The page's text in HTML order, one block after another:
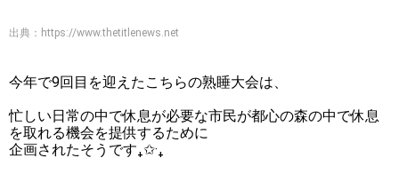
出典： https://www.thetitlenews.net
今年で9回目を迎えたこちらの熟睡大会は、
忙しい日常の中で休息が必要な市民が都心の森の中で休息
を取れる機会を提供するために
企画されたそうです₊✩·₊